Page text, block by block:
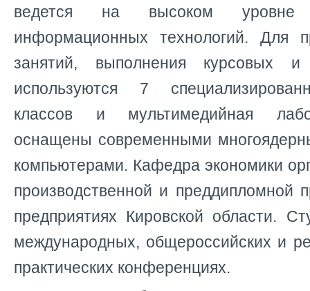
ведется на высоком
информационных технологий. Для
занятий, выполнения курсовых
используются 7
классов и мультимедийная
оснащены современными
компьютерами. Кафедра экономики
производственной и преддипломной
предприятиях Кировской области.
международных, общероссийских и
практических конференциях.